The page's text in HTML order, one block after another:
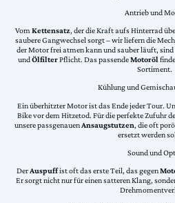
Antrieb und
VomKettensatz, der die Kraft aufs Hinterrad
saubere Gangwechsel sorgt – wir liefern die
der Motor frei atmen kann und sauber läuft,
undÖlfilterPflicht. Das passendeMotoröl
Sortiment.
Kühlung und
Ein überhitzter Motor ist das Ende jeder Tour.
Bike vor dem Hitzetod. Für die perfekte Zufuhr
unsere passgenauenAnsaugstutzen, die oft
ersetzt werden
Sound und
DerAuspuffist oft das erste Teil, das gegen
Er sorgt nicht nur für einen satteren Klang,